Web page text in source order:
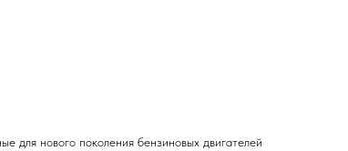
для нового поколения бензиновых двигателей